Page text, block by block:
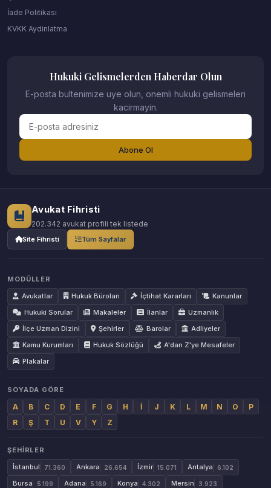
İade Politikası
KVKK Aydinlatma
Hukuki Gelismelerden Haberdar Olun
E-posta bultenimize uye olun, onemli hukuki gelismeleri
kacirmayin.
Abone Ol
Avukat Fihristi
202.342 avukat profili tek listede
Site Fihristi Tüm Sayfalar
MODÜLLER
Avukatlar
Hukuk Büroları İçtihat Kararları
Kanunlar
Hukuki Sorular
Makaleler İlanlar
Uzmanlık
İlçe Uzman Dizini
Şehirler Barolar
Adliyeler
Kamu Kurumları
Hukuk Sözlüğü
A'dan Z'ye Mesafeler
Plakalar
SOYADA GÖRE
A B C D E F G H İ J K L M N O
P
R
Ş T U V Y Z
ŞEHIRLER
İstanbul
71.360 Ankara 26.654 İzmir 15.071 Antalya 6.102
Bursa 5.199 Adana 5.169 Konya 4.302 Mersin 3.923